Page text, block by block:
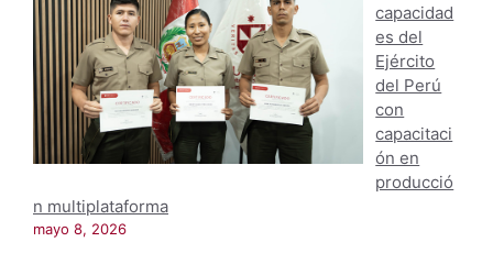
capacidad
es del
Ejército
del Perú
con
capacitaci
ón en
producció
n multiplataforma
mayo 8, 2026